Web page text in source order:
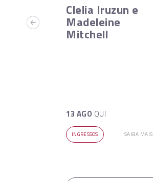
Clelia Iruzun e
Madeleine
Mitchell
13 AGO QUI
INGRESSOS SAIBA MAIS